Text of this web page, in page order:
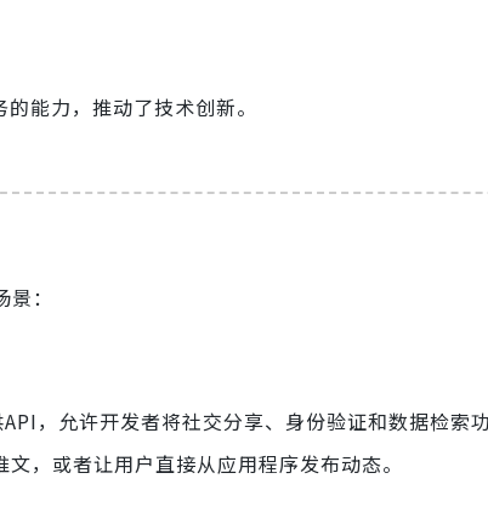
能力，推动了技术创新。
：
，允许开发者将社交分享、身份验证和数据检索
文，或者让用户直接从应用程序发布动态。